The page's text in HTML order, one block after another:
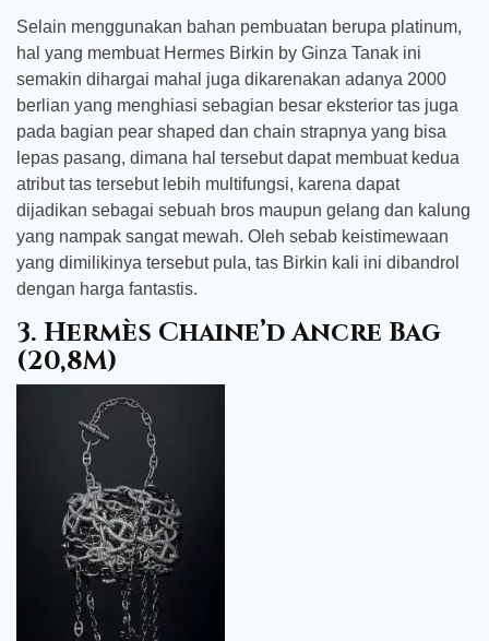
Selain menggunakan bahan pembuatan berupa platinum,
hal yang membuat Hermes Birkin by Ginza Tanak ini
semakin dihargai mahal juga dikarenakan adanya 2000
berlian yang menghiasi sebagian besar eksterior tas juga
pada bagian pear shaped dan chain strapnya yang bisa
lepas pasang, dimana hal tersebut dapat membuat kedua
atribut tas tersebut lebih multifungsi, karena dapat
dijadikan sebagai sebuah bros maupun gelang dan kalung
yang nampak sangat mewah. Oleh sebab keistimewaan
yang dimilikinya tersebut pula, tas Birkin kali ini dibandrol
dengan harga fantastis.
3. Hermès Chaine’d Ancre Bag
(20,8M)